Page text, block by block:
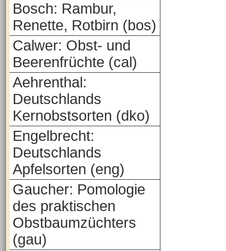
Bosch: Rambur,
Renette, Rotbirn (bos)
Calwer: Obst- und
Beerenfrüchte (cal)
Aehrenthal:
Deutschlands
Kernobstsorten (dko)
Engelbrecht:
Deutschlands
Apfelsorten (eng)
Gaucher: Pomologie
des praktischen
Obstbaumzüchters
(gau)